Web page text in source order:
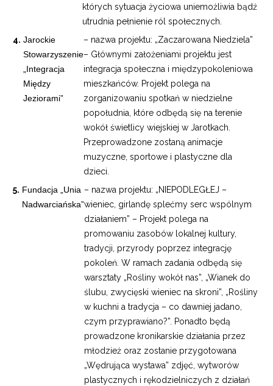
których sytuacja życiowa uniemożliwia bądź
utrudnia pełnienie ról społecznych.
Jarockie
Stowarzyszenie
„Integracja
Między
Jeziorami”
– nazwa projektu: „Zaczarowana Niedziela”
– Głównymi założeniami projektu jest
integracja społeczna i międzypokoleniowa
mieszkańców. Projekt polega na
zorganizowaniu spotkań w niedzielne
popołudnia, które odbędą się na terenie
wokół świetlicy wiejskiej w Jarotkach.
Przeprowadzone zostaną animacje
muzyczne, sportowe i plastyczne dla
dzieci.
Fundacja „Unia
Nadwarciańska”
– nazwa projektu: „NIEPODLEGŁEJ –
wieniec, girlandę splećmy serc wspólnym
działaniem” – Projekt polega na
promowaniu zasobów lokalnej kultury,
tradycji, przyrody poprzez integrację
pokoleń. W ramach zadania odbędą się
warsztaty „Rośliny wokół nas”, „Wianek do
ślubu, zwycięski wieniec na skroni”, „Rośliny
w kuchni a tradycja – co dawniej jadano,
czym przyprawiano?”. Ponadto będą
prowadzone kronikarskie działania przez
młodzież oraz zostanie przygotowana
„Wędrująca wystawa” zdjęć, wytworów
plastycznych i rękodzielniczych z działań